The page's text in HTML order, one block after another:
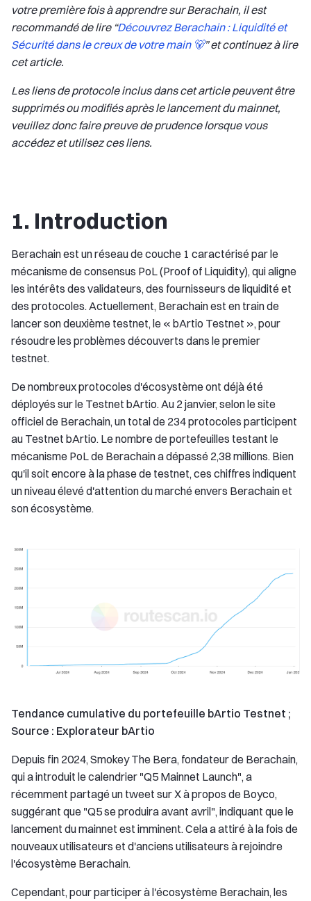
votre première fois à apprendre sur Berachain, il est
recommandé de lire “Découvrez Berachain : Liquidité et
Sécurité dans le creux de votre main 🐻” et continuez à lire
cet article.
Les liens de protocole inclus dans cet article peuvent être
supprimés ou modifiés après le lancement du mainnet,
veuillez donc faire preuve de prudence lorsque vous
accédez et utilisez ces liens.
1. Introduction
Berachain est un réseau de couche 1 caractérisé par le
mécanisme de consensus PoL (Proof of Liquidity), qui aligne
les intérêts des validateurs, des fournisseurs de liquidité et
des protocoles. Actuellement, Berachain est en train de
lancer son deuxième testnet, le « bArtio Testnet », pour
résoudre les problèmes découverts dans le premier
testnet.
De nombreux protocoles d'écosystème ont déjà été
déployés sur le Testnet bArtio. Au 2 janvier, selon le site
officiel de Berachain, un total de 234 protocoles participent
au Testnet bArtio. Le nombre de portefeuilles testant le
mécanisme PoL de Berachain a dépassé 2,38 millions. Bien
qu'il soit encore à la phase de testnet, ces chiffres indiquent
un niveau élevé d'attention du marché envers Berachain et
son écosystème.
Tendance cumulative du portefeuille bArtio Testnet ;
Source : Explorateur bArtio
Depuis fin 2024, Smokey The Bera, fondateur de Berachain,
qui a introduit le calendrier "Q5 Mainnet Launch", a
récemment partagé un tweet sur X à propos de Boyco,
suggérant que "Q5 se produira avant avril", indiquant que le
lancement du mainnet est imminent. Cela a attiré à la fois de
nouveaux utilisateurs et d'anciens utilisateurs à rejoindre
l'écosystème Berachain.
Cependant, pour participer à l'écosystème Berachain, les